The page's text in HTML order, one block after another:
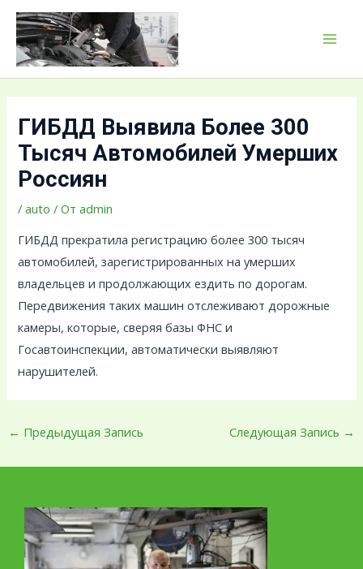
Перейти
содержимому
ГИБДД Выявила Более 300
Тысяч Автомобилей Умерших
Россиян
/auto / Отadmin
ГИБДД прекратила регистрацию более 300 тысяч
автомобилей, зарегистрированных на умерших
владельцев и продолжающих ездить по дорогам.
Передвижения таких машин отслеживают дорожные
камеры, которые, сверяя базы ФНС и
Госавтоинспекции, автоматически выявляют
нарушителей.
Навигация
по
записям
← Предыдущая Запись Следующая Запись →